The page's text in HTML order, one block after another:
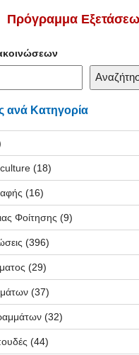
Πρόγραμμα
ανά Κατηγορία
(18)
(16)
Φοίτησης (9)
(396)
(29)
(37)
(32)
(44)